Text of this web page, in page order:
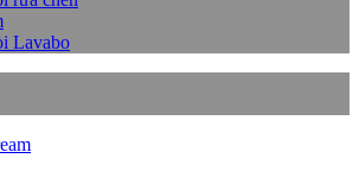
Lavabo